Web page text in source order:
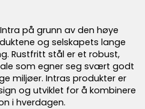
på grunn av den høye
og selskapets lange
Rustfritt stål er et robust,
som egner seg svært godt
miljøer. Intras produkter er
og utviklet for å kombinere
i hverdagen.